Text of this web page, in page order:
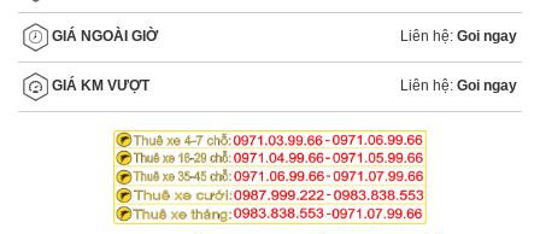
GIÁ NGOÀI GIỜ Liên hệ: Goi ngay
GIÁ KM VƯỢT Liên hệ: Goi ngay